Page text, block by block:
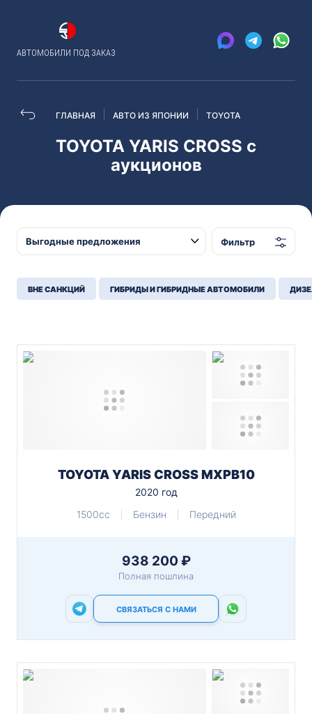
АВТОМОБИЛИ ПОД ЗАКАЗ
ГЛАВНАЯ АВТО ИЗ ЯПОНИИ TOYOTA
TOYOTA YARIS CROSS с
аукционов
Фильтр
ВНЕ САНКЦИЙ ГИБРИДЫ И ГИБРИДНЫЕ АВТОМОБИЛИ
TOYOTA YARIS CROSS MXPB10
2020 год
1500cc
Бензин Передний
938 200 ₽
Полная пошлина
СВЯЗАТЬСЯ С НАМИ